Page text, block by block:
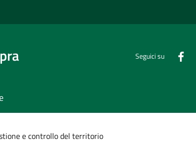
Seguici su
e controllo del territorio